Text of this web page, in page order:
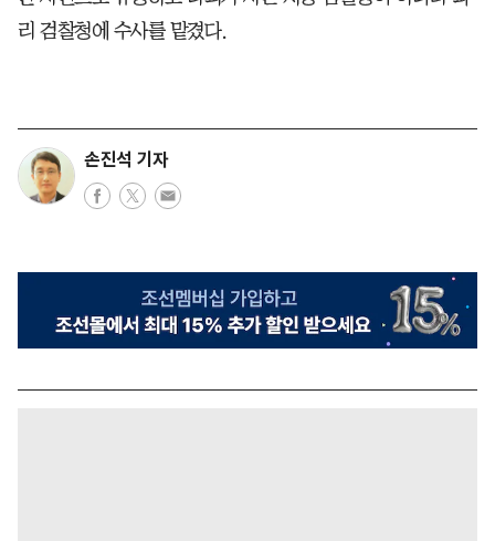
리 검찰청에 수사를 맡겼다.
손진석 기자